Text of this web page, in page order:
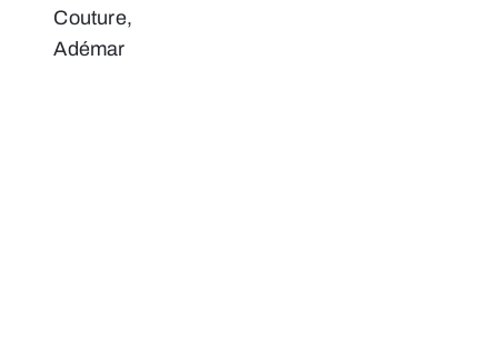
Couture,
Adémar